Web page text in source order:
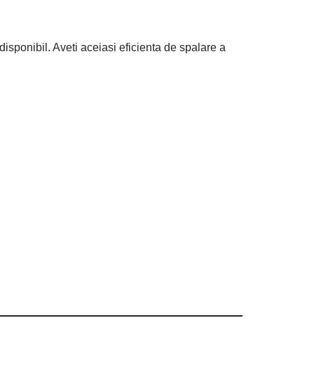
Aveti aceiasi eficienta de spalare a